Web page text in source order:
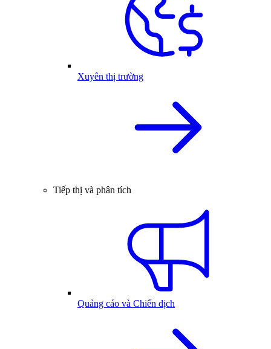
Xuyên thị trường
Tiếp thị và phân tích
Quảng cáo và Chiến dịch